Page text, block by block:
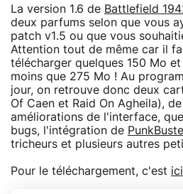
La version 1.6 de Battlefield
deux parfums selon que vous
patch v1.5 ou que vous
Attention tout de même car il
télécharger quelques 150 Mo
moins que 275 Mo ! Au
jour, on retrouve donc deux
Of Caen et Raid On Agheila),
améliorations de l'interface,
bugs, l'intégration de
tricheurs et plusieurs autres
Pour le téléchargement, c'est ici